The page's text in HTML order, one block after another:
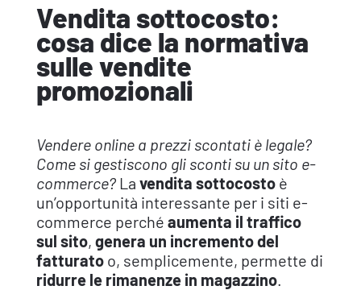
Vendita sottocosto:
cosa dice la normativa
sulle vendite
promozionali
Vendere online a prezzi scontati è legale?
Come si gestiscono gli sconti su un sito e-
commerce?La vendita sottocostoè
un’opportunità interessante per i siti e-
commerce perché aumenta il traffico
sul sito, genera un incremento del
fatturatoo, semplicemente, permette di
ridurre le rimanenze in magazzino.